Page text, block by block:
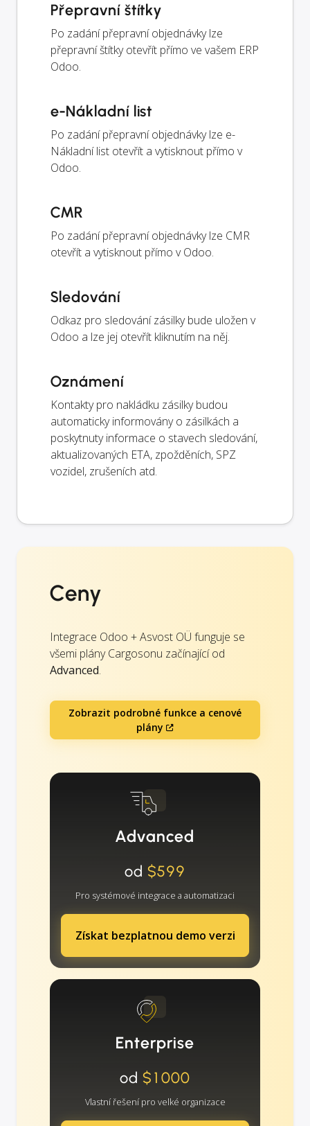
Přepravní štítky
Po zadání přepravní objednávky lze
přepravní štítky otevřít přímo ve vašem ERP
Odoo.
e-Nákladní list
Po zadání přepravní objednávky lze e-
Nákladní list otevřít a vytisknout přímo v
Odoo.
CMR
Po zadání přepravní objednávky lze CMR
otevřít a vytisknout přímo v Odoo.
Sledování
Odkaz pro sledování zásilky bude uložen v
Odoo a lze jej otevřít kliknutím na něj.
Oznámení
Kontakty pro nakládku zásilky budou
automaticky informovány o zásilkách a
poskytnuty informace o stavech sledování,
aktualizovaných ETA, zpožděních, SPZ
vozidel, zrušeních atd.
Ceny
Integrace Odoo + Asvost OÜ funguje se
všemi plány Cargosonu začínající od
Advanced.
Zobrazit podrobné funkce a cenové
plány
Advanced
od $599
Pro systémové integrace a automatizaci
Získat bezplatnou demo verzi
Enterprise
od $1000
Vlastní řešení pro velké organizace